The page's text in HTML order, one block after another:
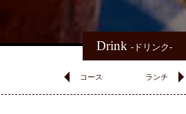
Drink -ドリンク-
コース ランチ